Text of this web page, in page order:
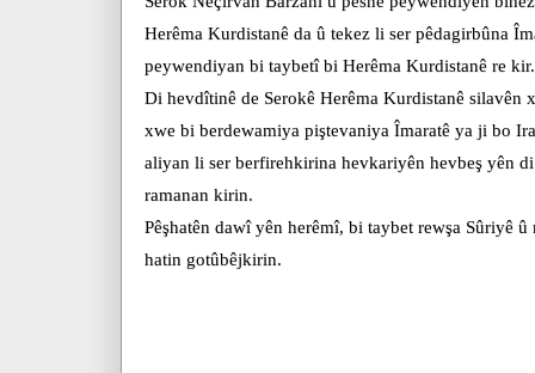
Herêma Kurdistanê da û tekez li ser pêdagirbûna
peywendiyan bi taybetî bi Herêma Kurdistanê re kir.
Di hevdîtinê de Serokê Herêma Kurdistanê silavên
xwe bi berdewamiya piştevaniya Îmaratê ya ji bo
aliyan li ser berfirehkirina hevkariyên hevbeş yên
ramanan kirin.
Pêşhatên dawî yên herêmî, bi taybet rewşa Sûriyê
hatin gotûbêjkirin.